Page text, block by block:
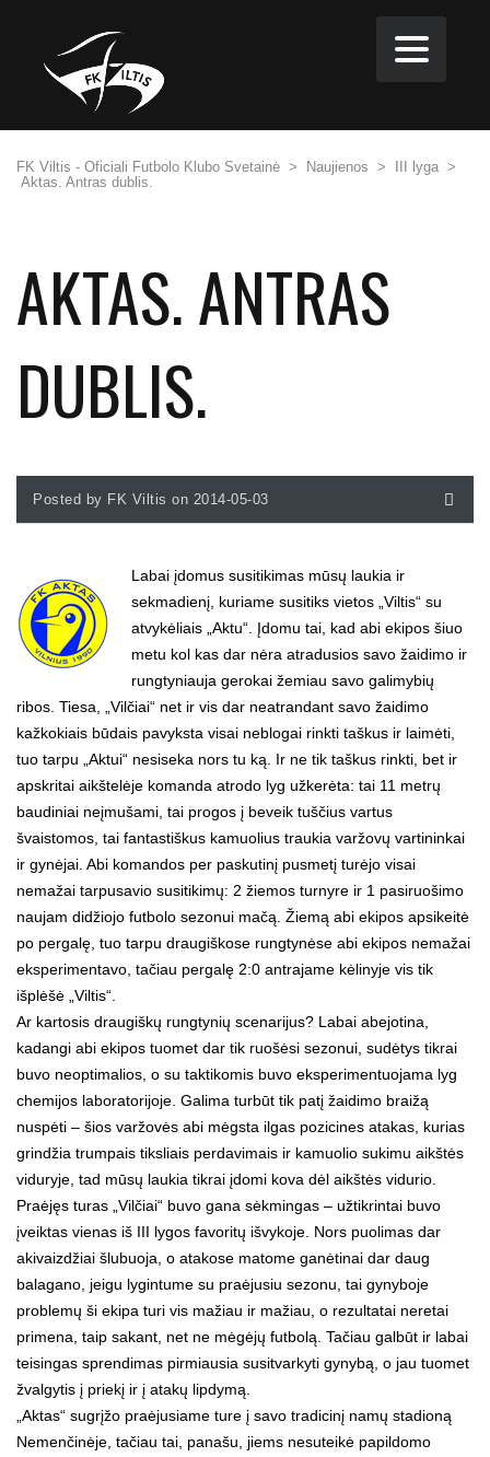
FK Viltis - Oficiali Futbolo Klubo Svetainė > Naujienos > III lyga >
Aktas. Antras dublis.
AKTAS. ANTRAS
DUBLIS.
Posted by FK Viltis on 2014-05-03
Labai įdomus susitikimas mūsų laukia ir
sekmadienį, kuriame susitiks vietos „Viltis“ su
atvykėliais „Aktu“. Įdomu tai, kad abi ekipos šiuo
metu kol kas dar nėra atradusios savo žaidimo ir
rungtyniauja gerokai žemiau savo galimybių
ribos. Tiesa, „Vilčiai“ net ir vis dar neatrandant savo žaidimo
kažkokiais būdais pavyksta visai neblogai rinkti taškus ir laimėti,
tuo tarpu „Aktui“ nesiseka nors tu ką. Ir ne tik taškus rinkti, bet ir
apskritai aikštelėje komanda atrodo lyg užkerėta: tai 11 metrų
baudiniai neįmušami, tai progos į beveik tuščius vartus
švaistomos, tai fantastiškus kamuolius traukia varžovų vartininkai
ir gynėjai. Abi komandos per paskutinį pusmetį turėjo visai
nemažai tarpusavio susitikimų: 2 žiemos turnyre ir 1 pasiruošimo
naujam didžiojo futbolo sezonui mačą. Žiemą abi ekipos apsikeitė
po pergalę, tuo tarpu draugiškose rungtynėse abi ekipos nemažai
eksperimentavo, tačiau pergalę 2:0 antrajame kėlinyje vis tik
išplėšė „Viltis“.
Ar kartosis draugiškų rungtynių scenarijus? Labai abejotina,
kadangi abi ekipos tuomet dar tik ruošėsi sezonui, sudėtys tikrai
buvo neoptimalios, o su taktikomis buvo eksperimentuojama lyg
chemijos laboratorijoje. Galima turbūt tik patį žaidimo braižą
nuspėti – šios varžovės abi mėgsta ilgas pozicines atakas, kurias
grindžia trumpais tiksliais perdavimais ir kamuolio sukimu aikštės
viduryje, tad mūsų laukia tikrai įdomi kova dėl aikštės vidurio.
Praėjęs turas „Vilčiai“ buvo gana sėkmingas – užtikrintai buvo
įveiktas vienas iš III lygos favoritų išvykoje. Nors puolimas dar
akivaizdžiai šlubuoja, o atakose matome ganėtinai dar daug
balagano, jeigu lygintume su praėjusiu sezonu, tai gynyboje
problemų ši ekipa turi vis mažiau ir mažiau, o rezultatai neretai
primena, taip sakant, net ne mėgėjų futbolą. Tačiau galbūt ir labai
teisingas sprendimas pirmiausia susitvarkyti gynybą, o jau tuomet
žvalgytis į priekį ir į atakų lipdymą.
„Aktas“ sugrįžo praėjusiame ture į savo tradicinį namų stadioną
Nemenčinėje, tačiau tai, panašu, jiems nesuteikė papildomo